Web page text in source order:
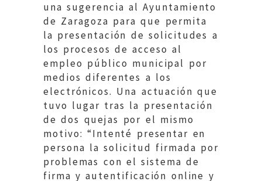
una sugerencia al Ayuntamiento
de Zaragoza para que permita
la presentación de solicitudes a
los procesos de acceso al
empleo público municipal por
medios diferentes a los
electrónicos. Una actuación que
tuvo lugar tras la presentación
de dos quejas por el mismo
motivo: “Intenté presentar en
persona la solicitud firmada por
problemas con el sistema de
firma y autentificación online y